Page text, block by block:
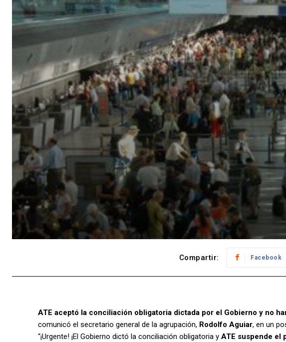
Compartir: Facebook
ATE aceptó la conciliación obligatoria dictada por el Gobierno y no
comunicó el secretario general de la agrupación, Rodolfo Aguiar, en un
“¡Urgente! ¡El Gobierno dictó la conciliación obligatoria y ATE suspende el